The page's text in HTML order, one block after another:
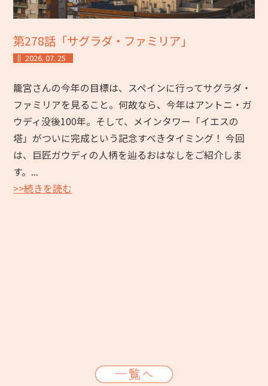
第278話「サグラダ・ファミリア」
2026. 07. 25
籠宮さんの今年の目標は、スペインに行ってサグラダ・
ファミリアを見ること。何故なら、今年はアントニ・ガ
ウディ没後100年。そして、メインタワー「イエスの
塔」がついに完成という記念すべきタイミング！ 今回
は、巨匠ガウディの人柄を辿るおはなしをご紹介しま
す。...
>>続きを読む